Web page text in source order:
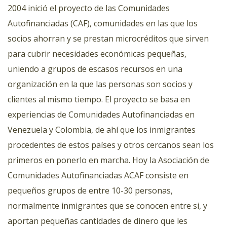
2004 inició el proyecto de las Comunidades
Autofinanciadas (CAF), comunidades en las que los
socios ahorran y se prestan microcréditos que sirven
para cubrir necesidades económicas pequeñas,
uniendo a grupos de escasos recursos en una
organización en la que las personas son socios y
clientes al mismo tiempo. El proyecto se basa en
experiencias de Comunidades Autofinanciadas en
Venezuela y Colombia, de ahí que los inmigrantes
procedentes de estos países y otros cercanos sean los
primeros en ponerlo en marcha. Hoy la Asociación de
Comunidades Autofinanciadas ACAF consiste en
pequeños grupos de entre 10-30 personas,
normalmente inmigrantes que se conocen entre si, y
aportan pequeñas cantidades de dinero que les